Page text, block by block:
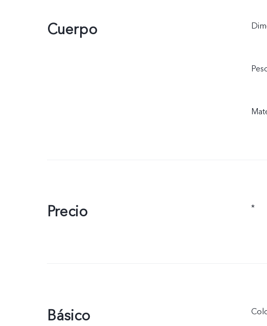
Cuerpo
Precio *
Básico